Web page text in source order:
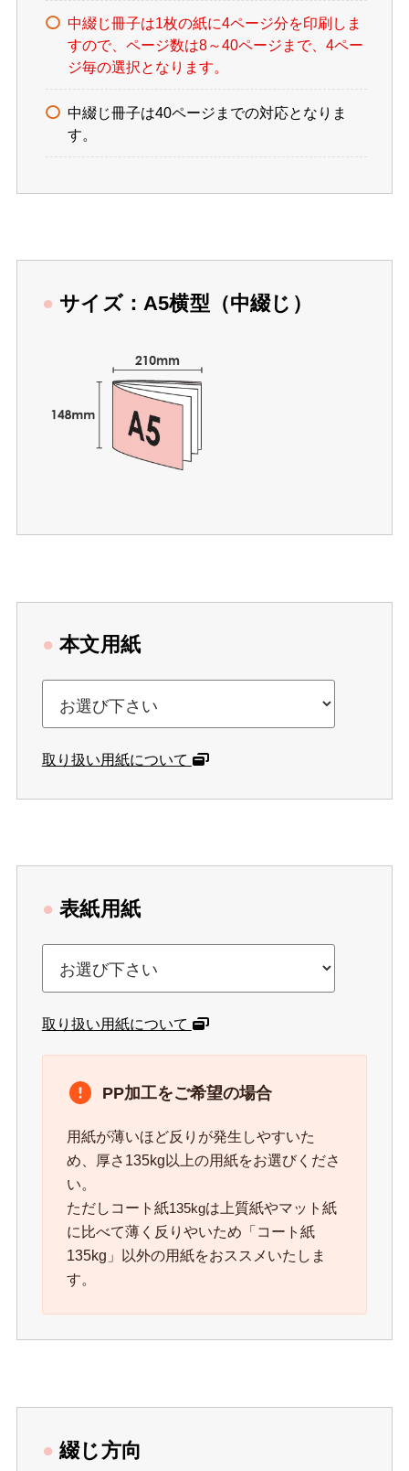
中綴じ冊子は1枚の紙に4ページ分を印刷しま
すので、ページ数は8～40ページまで、4ペー
ジ毎の選択となります。
中綴じ冊子は40ページまでの対応となりま
す。
● サイズ：A5横型（中綴じ）
● 本文用紙
取り扱い用紙について
● 表紙用紙
取り扱い用紙について
PP加工をご希望の場合
用紙が薄いほど反りが発生しやすいた
め、厚さ135kg以上の用紙をお選びくださ
い。
ただしコート紙135kgは上質紙やマット紙
に比べて薄く反りやいため「コート紙
135kg」以外の用紙をおススメいたしま
す。
● 綴じ方向